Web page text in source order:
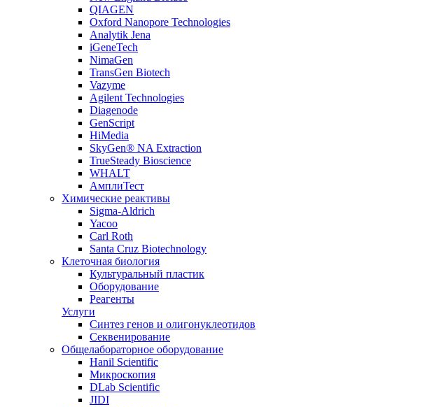
QIAGEN
Oxford Nanopore Technologies
Analytik Jena
iGeneTech
NimaGen
TransGen Biotech
Vazyme
Agilent Technologies
Diagenode
GenScript
HiMedia
SkyGen® NA Extraction
TrueSteady Bioscience
WHALT
АмплиТест
Химические реактивы
Sigma-Aldrich
Yacoo
Carl Roth
Santa Cruz Biotechnology
Клеточная биология
Культуральный пластик
Оборудование
Реагенты
Услуги
Синтез генов и олигонуклеотидов
Секвенирование
Общелабораторное оборудование
Hanil Scientific
Микроскопия
DLab Scientific
JIDI